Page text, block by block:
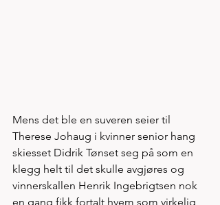
Mens det ble en suveren seier til
Therese Johaug i kvinner senior hang
skiesset Didrik Tønset seg på som en
klegg helt til det skulle avgjøres og
vinnerskallen Henrik Ingebrigtsen nok
en gang fikk fortalt hvem som virkelig